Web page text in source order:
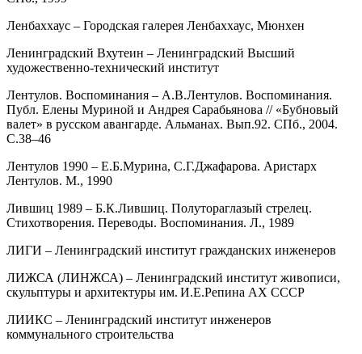
Ленбаххаус – Городская галерея Ленбаххаус, Мюнхен
Ленинградский Вхутеин – Ленинградский Высший
художественно-технический институт
Лентулов. Воспоминания – А.В.Лентулов. Воспоминания.
Публ. Елены Муриной и Андрея Сарабьянова // «Бубновый
валет» в русском авангарде. Альманах. Вып.92. СПб., 2004.
С.38–46
Лентулов 1990 – Е.Б.Мурина, С.Г.Джафарова. Аристарх
Лентулов. М., 1990
Лившиц 1989 – Б.К.Лившиц. Полутораглазый стрелец.
Стихотворения. Переводы. Воспоминания. Л., 1989
ЛИГИ – Ленинградский институт гражданских инженеров
ЛИЖСА (ЛИНЖСА) – Ленинградский институт живописи,
скульптуры и архитектуры им. И.Е.Репина АХ СССР
ЛИИКС – Ленинградский институт инженеров
коммунального строительства